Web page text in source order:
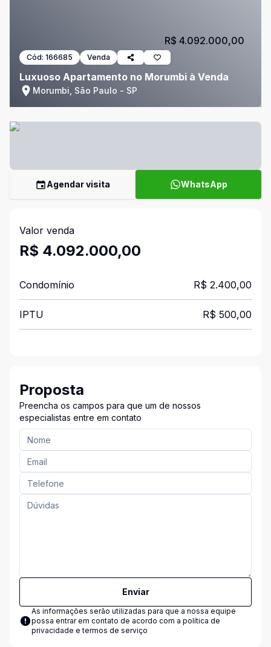
Cód: 166685 Venda
Luxuoso Apartamento no Morumbi à Venda
Morumbi, São Paulo - SP
R$ 4.092.000,00
Agendar visita WhatsApp
Valor venda
R$ 4.092.000,00
Condomínio R$ 2.400,00
IPTU R$ 500,00
Proposta
Preencha os campos para que um de nossos
especialistas entre em contato
Enviar
As informações serão utilizadas para que a nossa equipe
possa entrar em contato de acordo com a política de
privacidade e termos de serviço